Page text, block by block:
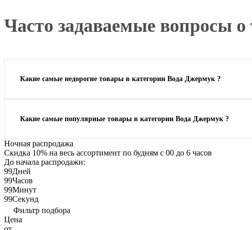
Часто задаваемые вопросы
Какие самые недорогие товары в категории Вода Джермук ?
Какие самые популярные товары в категории Вода Джермук ?
Ночная распродажа
Скидка 10% на весь ассортимент по будням с 00 до 6 часов
До начала распродажи:
99Дней
99Часов
99Минут
99Секунд
Фильтр подбора
Цена